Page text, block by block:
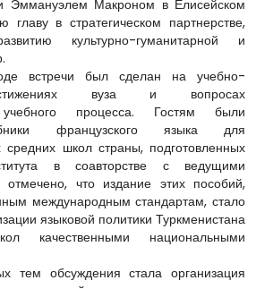
Эммануэлем Макроном в Елисейском
главу в стратегическом партнерстве,
культурно-гуманитарной и
встречи был сделан на учебно-
вуза и вопросах
учебного процесса. Гостям были
французского языка для
средних школ страны, подготовленных
в соавторстве с ведущими
что издание этих пособий,
международным стандартам, стало
языковой политики Туркменистана
качественными национальными
тем обсуждения стала организация